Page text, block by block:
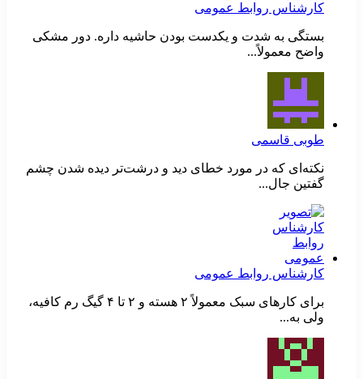
کارشناس روابط عمومی
بستگی به شدت و یکدست بودن حاشیه داره. دور مشکی
واضح معمولاً...
طوبی قاسمی
نکته‌ای که در مورد خطای دید و درشت‌تر دیده شدن چشم
گفتین جال...
کارشناس روابط عمومی
برای کارهای سبک معمولاً ۲ هسته و ۲ تا ۴ گیگ رم کافیه،
ولی به...